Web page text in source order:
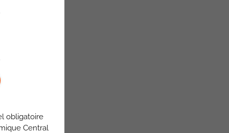
obligatoire
Central